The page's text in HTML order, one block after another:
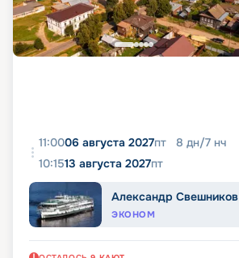
11:0006 августа 2027пт 8 дн/7 нч
10:1513 августа 2027пт
Александр Свешников
ЭКОНОМ